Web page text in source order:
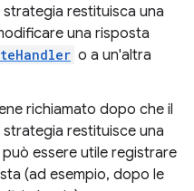
strategia restituisca una
una risposta
o a un'altra
richiamato dopo che il
strategia restituisce una
essere utile registrare
(ad esempio, dopo le